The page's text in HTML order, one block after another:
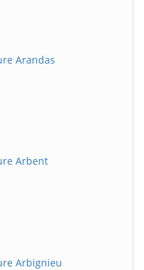
Arandas
Arbent
Arbignieu